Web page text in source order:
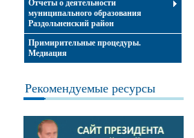
Отчеты о деятельности
муниципального образования
Раздольненский район
Примирительные процедуры.
Медиация
Рекомендуемые ресурсы